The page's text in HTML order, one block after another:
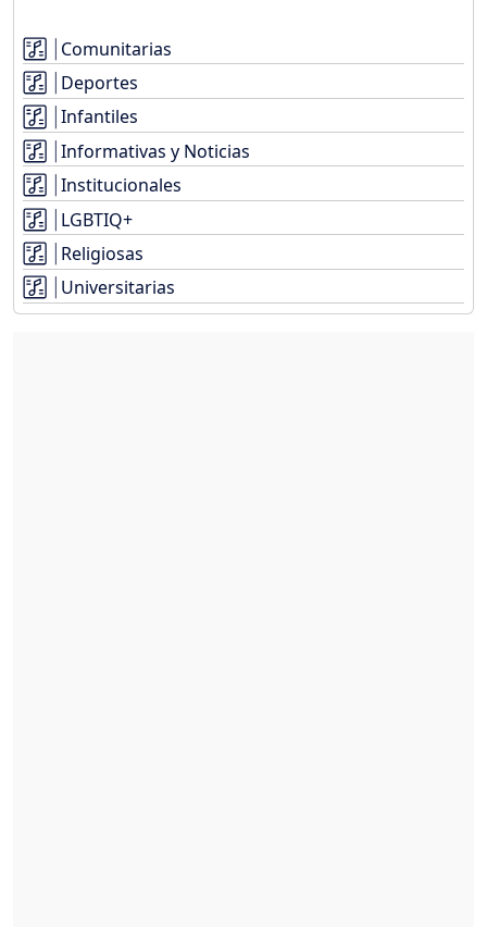
Comunitarias
Deportes
Infantiles
Informativas y Noticias
Institucionales
LGBTIQ+
Religiosas
Universitarias